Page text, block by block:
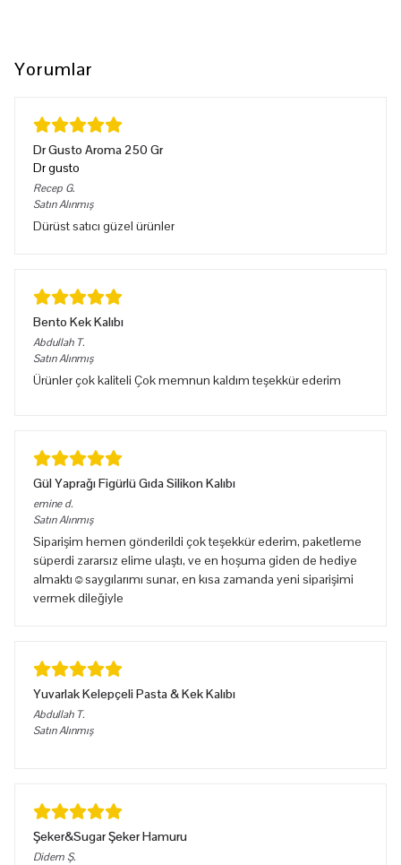
Yorumlar
Dr Gusto Aroma 250 Gr
Dr gusto
Recep G.
Satın Alınmış
Dürüst satıcı güzel ürünler
Bento Kek Kalıbı
Abdullah T.
Satın Alınmış
Ürünler çok kaliteli Çok memnun kaldım teşekkür ederim
Gül Yaprağı Figürlü Gıda Silikon Kalıbı
emine d.
Satın Alınmış
Siparişim hemen gönderildi çok teşekkür ederim, paketleme
süperdi zararsız elime ulaştı, ve en hoşuma giden de hediye
almaktı☺️saygılarımı sunar, en kısa zamanda yeni siparişimi
vermek dileğiyle
Yuvarlak Kelepçeli Pasta & Kek Kalıbı
Abdullah T.
Satın Alınmış
Şeker&Sugar Şeker Hamuru
Didem Ş.